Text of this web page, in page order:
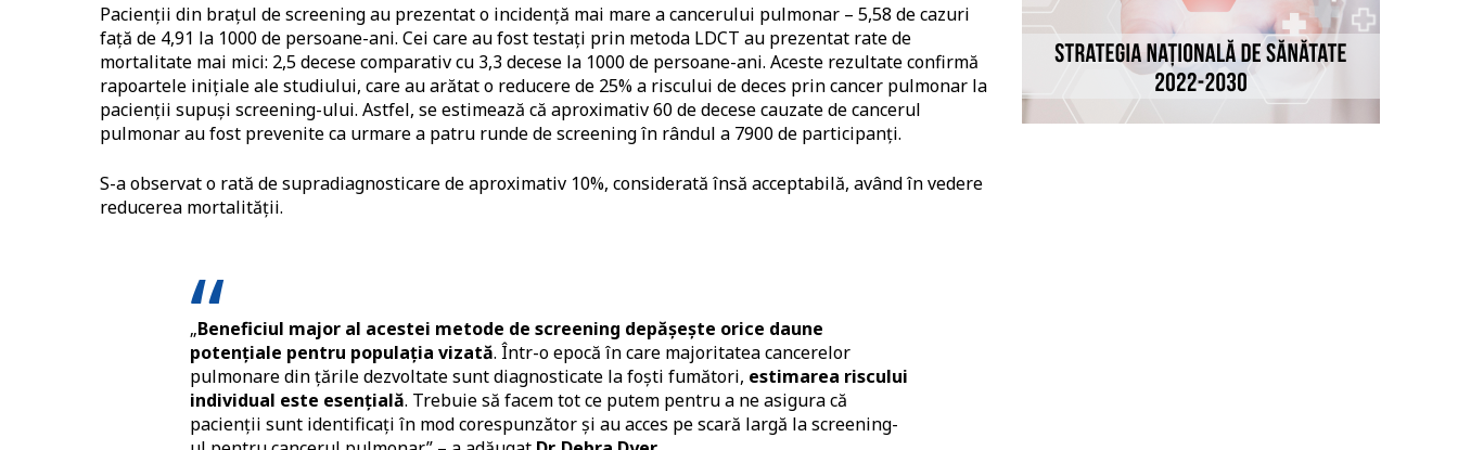
Pacienții din brațul de screening au prezentat o incidență mai mare a cancerului pulmonar – 5,58 de cazuri
față de 4,91 la 1000 de persoane-ani. Cei care au fost testați prin metoda LDCT au prezentat rate de
mortalitate mai mici: 2,5 decese comparativ cu 3,3 decese la 1000 de persoane-ani. Aceste rezultate confirmă
rapoartele inițiale ale studiului, care au arătat o reducere de 25% a riscului de deces prin cancer pulmonar la
pacienții supuși screening-ului. Astfel, se estimează că aproximativ 60 de decese cauzate de cancerul
pulmonar au fost prevenite ca urmare a patru runde de screening în rândul a 7900 de participanți.
S-a observat o rată de supradiagnosticare de aproximativ 10%, considerată însă acceptabilă, având în vedere
reducerea mortalității.
„Beneficiul major al acestei metode de screening depășește orice daune
potențiale pentru populația vizată. Într-o epocă în care majoritatea cancerelor
pulmonare din țările dezvoltate sunt diagnosticate la foști fumători, estimarea riscului
individual este esențială. Trebuie să facem tot ce putem pentru a ne asigura că
pacienții sunt identificați în mod corespunzător și au acces pe scară largă la screening-